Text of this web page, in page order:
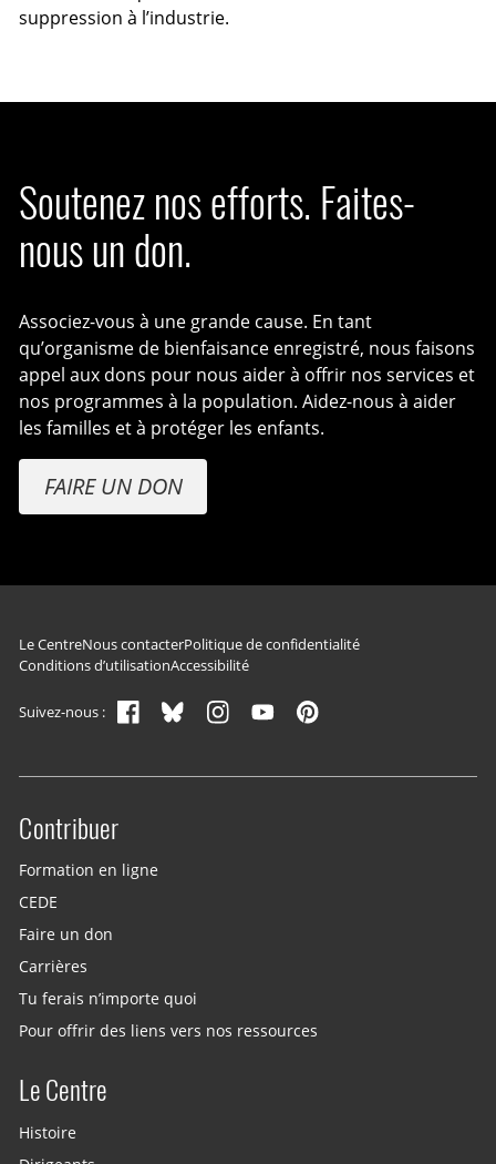
suppression à l’industrie.
Soutenez nos efforts. Faites-
nous un don.
Associez-vous à une grande cause. En tant
qu’organisme de bienfaisance enregistré, nous faisons
appel aux dons pour nous aider à offrir nos services et
nos programmes à la population. Aidez-nous à aider
les familles et à protéger les enfants.
FAIRE UN DON
Navigation du pied de page
Le CentreNous contacterPolitique de confidentialité
Conditions d’utilisationAccessibilité
Suivez-nous :
Site menu
Contribuer
Formation en ligne
CEDE
Faire un don
Carrières
Tu ferais n’importe quoi
Pour offrir des liens vers nos ressources
Le Centre
Histoire